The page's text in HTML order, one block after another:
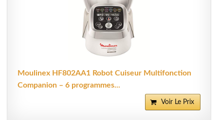
Moulinex HF802AA1 Robot Cuiseur Multifonction
Companion – 6 programmes...
Voir Le Prix